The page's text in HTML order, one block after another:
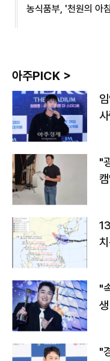
농식품부, '천원의 아
아주PICK >
"
"
"